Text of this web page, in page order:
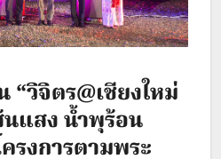
“วิจิตร@เชียงใหม่
แสง น้ำพุร้อน
รงการตามพระ